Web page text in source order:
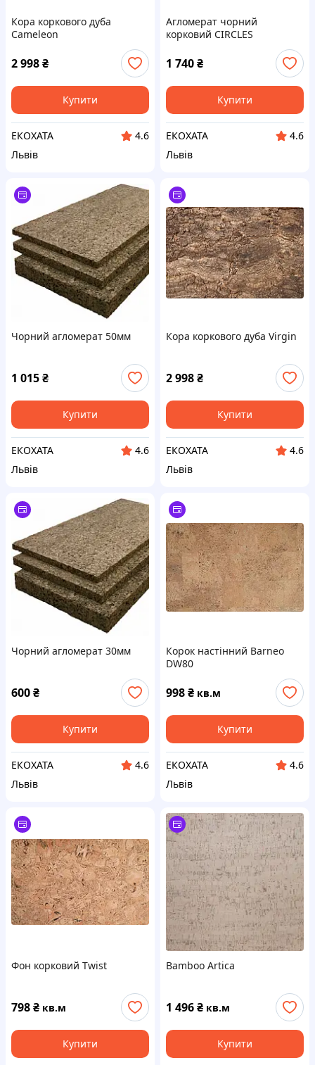
Кора коркового дуба
Сameleon
2 998₴
Купити
ЕКОХАТА
4.6
Львів
Агломерат чорний
корковий CIRCLES
1 740₴
Купити
ЕКОХАТА
4.6
Львів
Чорний агломерат 50мм
1 015₴
Купити
ЕКОХАТА
4.6
Львів
Кора коркового дуба Virgin
2 998₴
Купити
ЕКОХАТА
4.6
Львів
Чорний агломерат 30мм
600₴
Купити
ЕКОХАТА
4.6
Львів
Корок настінний Barneo
DW80
998₴ кв.м
Купити
ЕКОХАТА
4.6
Львів
Фон корковий Twist
798₴ кв.м
Купити
Bamboo Artica
1 496₴ кв.м
Купити